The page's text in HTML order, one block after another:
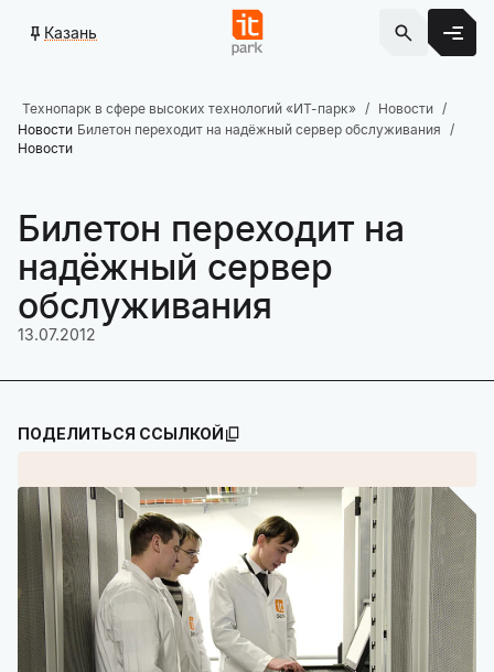
Казань
Технопарк в сфере высоких технологий «ИТ-парк»
Новости
Новости Билетон переходит на надёжный сервер обслуживания
Новости
Билетон переходит на
надёжный сервер
обслуживания
13.07.2012
ПОДЕЛИТЬСЯ ССЫЛКОЙ